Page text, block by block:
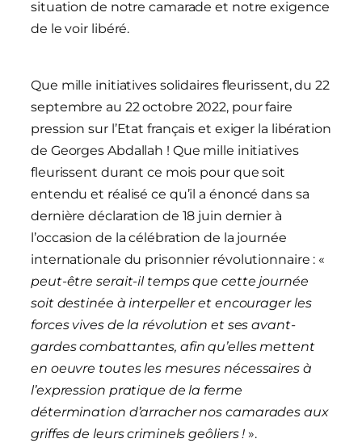
situation de notre camarade et notre exigence
de le voir libéré.
Que mille initiatives solidaires fleurissent, du 22
septembre au 22 octobre 2022, pour faire
pression sur l’Etat français et exiger la libération
de Georges Abdallah ! Que mille initiatives
fleurissent durant ce mois pour que soit
entendu et réalisé ce qu’il a énoncé dans sa
dernière déclaration de 18 juin dernier à
l’occasion de la célébration de la journée
internationale du prisonnier révolutionnaire : «
peut-être serait-il temps que cette journée
soit destinée à interpeller et encourager les
forces vives de la révolution et ses avant-
gardes combattantes, afin qu’elles mettent
en oeuvre toutes les mesures nécessaires à
l’expression pratique de la ferme
détermination d’arracher nos camarades aux
griffes de leurs criminels geôliers ! ».